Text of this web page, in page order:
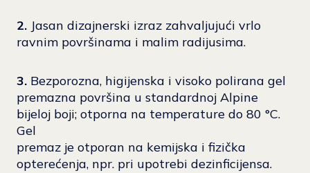
2. Jasan dizajnerski izraz zahvaljujući vrlo
ravnim površinama i malim radijusima.
3. Bezporozna, higijenska i visoko polirana gel
premazna površina u standardnoj Alpine
bijeloj boji; otporna na temperature do 80 °C.
Gel
premaz je otporan na kemijska i fizička
opterećenja, npr. pri upotrebi dezinficijensa.